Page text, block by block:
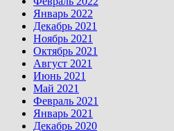
Январь 2022
Декабрь 2021
Ноябрь 2021
Октябрь 2021
Август 2021
Июнь 2021
Май 2021
Февраль 2021
Январь 2021
Декабрь 2020